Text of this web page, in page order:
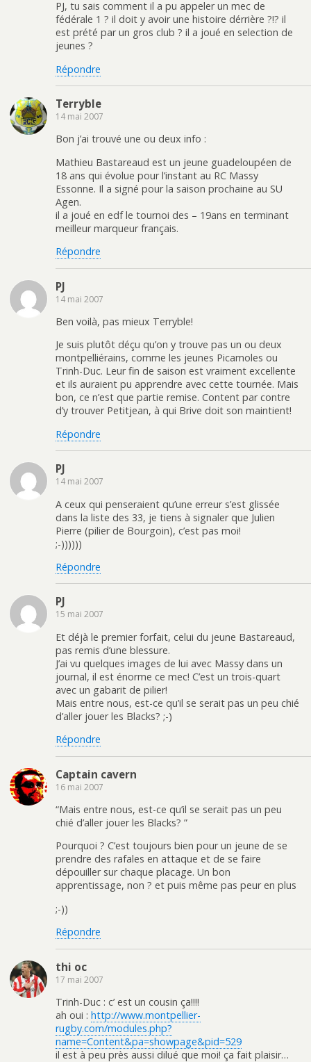
PJ, tu sais comment il a pu appeler un mec de
fédérale 1 ? il doit y avoir une histoire dérrière ?!? il
est prété par un gros club ? il a joué en selection de
jeunes ?
Répondre
Terryble
14 mai 2007
Bon j’ai trouvé une ou deux info :
Mathieu Bastareaud est un jeune guadeloupéen de
18 ans qui évolue pour l’instant au RC Massy
Essonne. Il a signé pour la saison prochaine au SU
Agen.
il a joué en edf le tournoi des – 19ans en terminant
meilleur marqueur français.
Répondre
PJ
14 mai 2007
Ben voilà, pas mieux Terryble!
Je suis plutôt déçu qu’on y trouve pas un ou deux
montpelliérains, comme les jeunes Picamoles ou
Trinh-Duc. Leur fin de saison est vraiment excellente
et ils auraient pu apprendre avec cette tournée. Mais
bon, ce n’est que partie remise. Content par contre
d’y trouver Petitjean, à qui Brive doit son maintient!
Répondre
PJ
14 mai 2007
A ceux qui penseraient qu’une erreur s’est glissée
dans la liste des 33, je tiens à signaler que Julien
Pierre (pilier de Bourgoin), c’est pas moi!
;-))))))
Répondre
PJ
15 mai 2007
Et déjà le premier forfait, celui du jeune Bastareaud,
pas remis d’une blessure.
J’ai vu quelques images de lui avec Massy dans un
journal, il est énorme ce mec! C’est un trois-quart
avec un gabarit de pilier!
Mais entre nous, est-ce qu’il se serait pas un peu chié
d’aller jouer les Blacks? ;-)
Répondre
Captain cavern
16 mai 2007
“Mais entre nous, est-ce qu’il se serait pas un peu
chié d’aller jouer les Blacks? ”
Pourquoi ? C’est toujours bien pour un jeune de se
prendre des rafales en attaque et de se faire
dépouiller sur chaque placage. Un bon
apprentissage, non ? et puis même pas peur en plus
;-))
Répondre
thi oc
17 mai 2007
Trinh-Duc : c’ est un cousin ça!!!!
ah oui : http://www.montpellier-
rugby.com/modules.php?
name=Content&pa=showpage&pid=529
il est à peu près aussi dilué que moi! ça fait plaisir…